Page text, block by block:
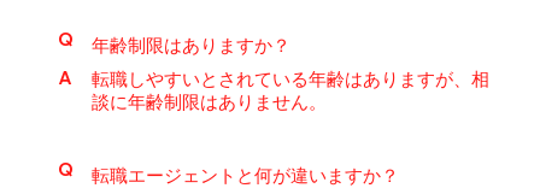
Q
年齢制限はありますか？
A
転職しやすいとされている年齢はありますが、相
談に年齢制限はありません。
Q
転職エージェントと何が違いますか？